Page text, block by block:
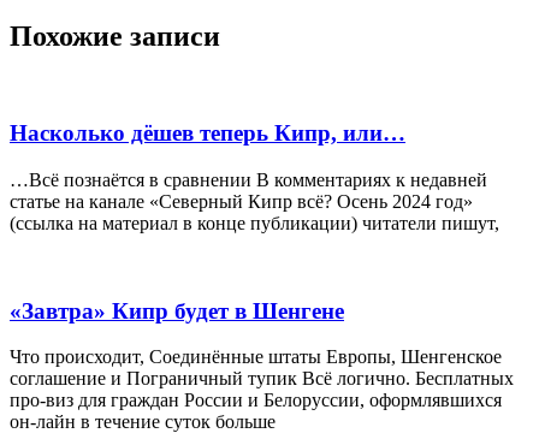
Похожие записи
Насколько дёшев теперь Кипр, или…
…Всё познаётся в сравнении В комментариях к недавней
статье на канале «Северный Кипр всё? Осень 2024 год»
(ссылка на материал в конце публикации) читатели пишут,
«Завтра» Кипр будет в Шенгене
Что происходит, Соединённые штаты Европы, Шенгенское
соглашение и Пограничный тупик Всё логично. Бесплатных
про-виз для граждан России и Белоруссии, оформлявшихся
он-лайн в течение суток больше